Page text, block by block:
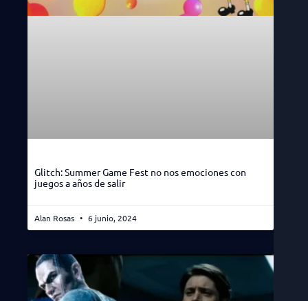
Glitch: Summer Game Fest no nos emociones con
juegos a años de salir
Alan Rosas 6 junio, 2024